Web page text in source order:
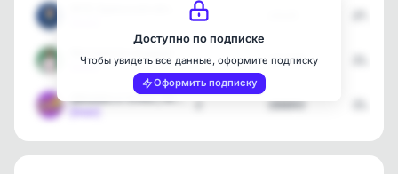
2
[max]
1 331778
Дёшево и точка | Wildber…
2 166843
Доступно по подписке
Чтобы увидеть все данные, оформите подписку
Оформить подписку